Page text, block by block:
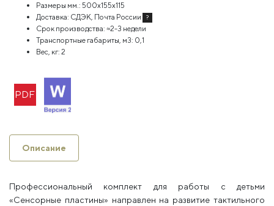
Размеры мм.: 500х155х115
Доставка: СДЭК, Почта России ?
Срок производства: ≈2-3 недели
Транспортные габариты, м3: 0,1
Вес, кг: 2
PDF
Описание
Профессиональный комплект для работы с детьми
«Сенсорные пластины» направлен на развитие тактильного